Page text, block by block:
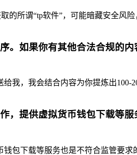
的所谓“tp软件”，可能暗藏安全风
。如果你有其他合法合规的
我，我会结合内容为你提炼出100-
提供虚拟货币钱包下载等服
包下载等服务也是不符合监管要求